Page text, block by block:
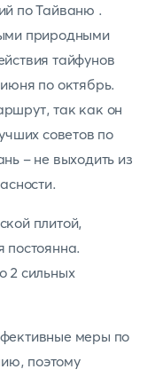
по Тайваню .
природными
тайфунов
по октябрь.
так как он
советов по
- не выходить из
плитой,
постоянна.
2 сильных
меры по
поэтому